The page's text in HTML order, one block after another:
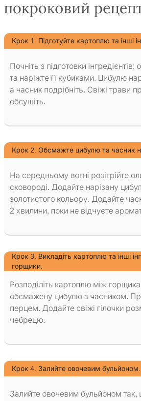
покроковий
Крок 1. Підготуйте картоплю та інші
Почніть з підготовки інгредієнтів:
та наріжте її кубиками. Цибулю
а часник подрібніть. Свіжі трави
обсушіть.
Крок 2. Обсмажте цибулю та часник
На середньому вогні розігрійте
сковороді. Додайте нарізану
золотистого кольору. Додайте
2 хвилини, поки не відчуєте
Крок 3. Викладіть картоплю та інші
горщики.
Розподіліть картоплю між
обсмажену цибулю з часником.
перцем. Додайте свіжі гілочки
чебрецю.
Крок 4. Залийте овочевим бульйоном.
Залийте овочевим бульйоном так,